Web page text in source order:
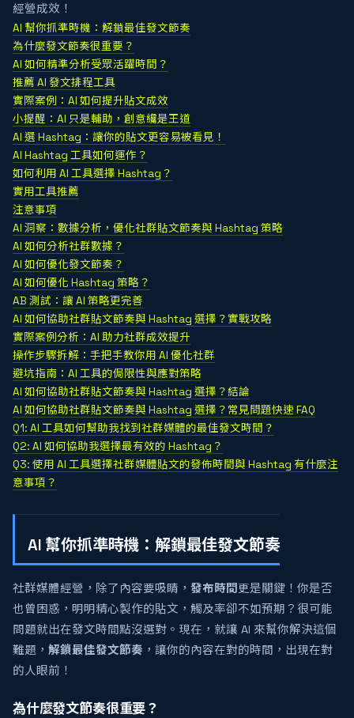
經營成效！
AI 幫你抓準時機：解鎖最佳發文節奏
為什麼發文節奏很重要？
AI 如何精準分析受眾活躍時間？
推薦 AI 發文排程工具
實際案例：AI 如何提升貼文成效
小提醒：AI 只是輔助，創意纔是王道
AI 選 Hashtag：讓你的貼文更容易被看見！
AI Hashtag 工具如何運作？
如何利用 AI 工具選擇 Hashtag？
實用工具推薦
注意事項
AI 洞察：數據分析，優化社群貼文節奏與 Hashtag 策略
AI 如何分析社群數據？
AI 如何優化發文節奏？
AI 如何優化 Hashtag 策略？
AB 測試：讓 AI 策略更完善
AI 如何協助社群貼文節奏與 Hashtag 選擇？實戰攻略
實際案例分析：AI 助力社群成效提升
操作步驟拆解：手把手教你用 AI 優化社群
避坑指南：AI 工具的侷限性與應對策略
AI 如何協助社群貼文節奏與 Hashtag 選擇？結論
AI 如何協助社群貼文節奏與 Hashtag 選擇？常見問題快速 FAQ
Q1: AI 工具如何幫助我找到社群媒體的最佳發文時間？
Q2: AI 如何協助我選擇最有效的 Hashtag？
Q3: 使用 AI 工具選擇社群媒體貼文的發佈時間與 Hashtag 有什麼注
意事項？
AI 幫你抓準時機：解鎖最佳發文節奏
社群媒體經營，除了內容要吸睛， 發布時間 更是關鍵！你是否
也曾困惑，明明精心製作的貼文，觸及率卻不如預期？很可能
問題就出在發文時間點沒選對。現在，就讓 AI 來幫你解決這個
難題， 解鎖最佳發文節奏 ，讓你的內容在對的時間，出現在對
的人眼前！
為什麼發文節奏很重要？